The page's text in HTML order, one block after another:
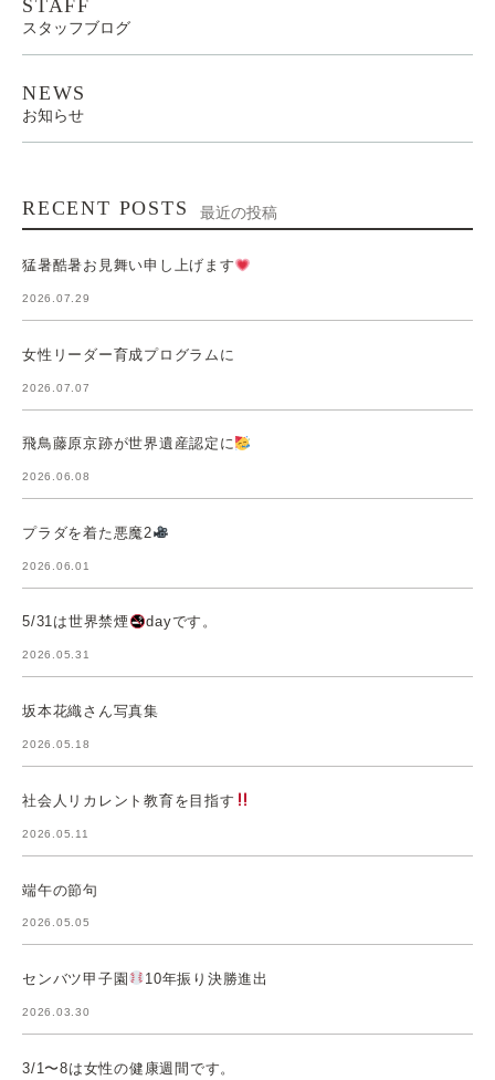
STAFF
スタッフブログ
NEWS
お知らせ
RECENT POSTS 最近の投稿
猛暑酷暑お見舞い申し上げます
2026.07.29
女性リーダー育成プログラムに
2026.07.07
飛鳥藤原京跡が世界遺産認定に
2026.06.08
プラダを着た悪魔2
2026.06.01
5/31は世界禁煙 dayです。
2026.05.31
坂本花織さん写真集
2026.05.18
社会人リカレント教育を目指す
2026.05.11
端午の節句
2026.05.05
センバツ甲子園 10年振り決勝進出
2026.03.30
3/1〜8は女性の健康週間です。